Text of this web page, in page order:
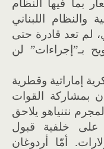
بما فيها النظام
والنظام اللبناني
لم تعد قادرة حتى
بـ”إجراءات” لن
إماراتية وقطرية
بمشاركة القوات
نتنياهو يلاحق
على خلفية قبول
أمّا أردوغان